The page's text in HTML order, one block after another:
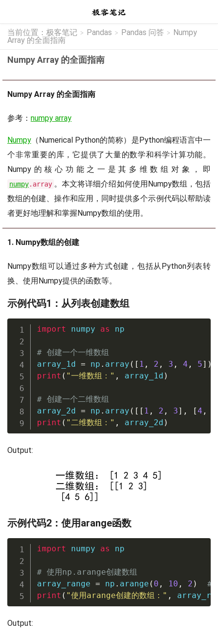
当前位置： 极客笔记 > Pandas > Pandas 问答 > Numpy
Array 的全面指南
Numpy Array 的全面指南
Numpy Array 的全面指南
参考： numpy array
Numpy （Numerical Python的简称）是Python编程语言中一
个非常重要的库，它提供了大量的数学和科学计算功能。
Numpy的核心功能之一是其多维数组对象，即
numpy.array 。本文将详细介绍如何使用Numpy数组，包括
数组的创建、操作和应用，同时提供多个示例代码以帮助读
者更好地理解和掌握Numpy数组的使用。
1. Numpy数组的创建
Numpy数组可以通过多种方式创建，包括从Python列表转
换、使用Numpy提供的函数等。
示例代码1：从列表创建数组
import numpy as np
# 创建一个一维数组
array_1d = np . array ( [ 1 , 2 , 3 , 4 , 5] )
print ( "一维数组：" , array_1d )
# 创建一个二维数组
array_2d = np . array ( [ [ 1 , 2 , 3] , [4 ,
print ( "二维数组：" , array_2d )
Output:
示例代码2：使用arange函数
import numpy as np
# 使用np.arange创建数组
array_range = np . arange ( 0 , 10 , 2 )
#
print ( "使用arange创建的数组：" ,
Output: